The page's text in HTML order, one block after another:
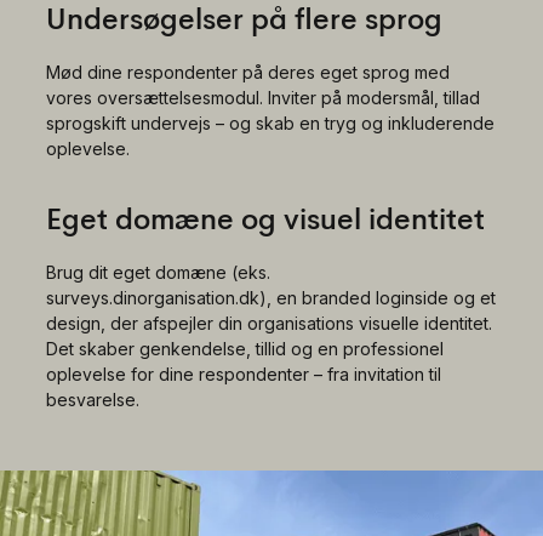
Undersøgelser på flere sprog
Mød dine respondenter på deres eget sprog med
vores oversættelsesmodul. Inviter på modersmål, tillad
sprogskift undervejs – og skab en tryg og inkluderende
oplevelse.
Eget domæne og visuel identitet
Brug dit eget domæne (eks.
surveys.dinorganisation.dk), en branded loginside og et
design, der afspejler din organisations visuelle identitet.
Det skaber genkendelse, tillid og en professionel
oplevelse for dine respondenter – fra invitation til
besvarelse.